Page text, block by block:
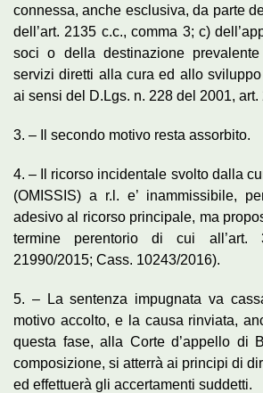
connessa, anche esclusiva, da parte
dell’art. 2135 c.c., comma 3; c)
soci o della destinazione
servizi diretti alla cura ed allo
ai sensi del D.Lgs. n. 228 del 2001, art.
3. – Il secondo motivo resta assorbito.
4. – Il ricorso incidentale svolto dalla
(OMISSIS) a r.l. e’ inammissibile,
adesivo al ricorso principale, ma
termine perentorio di cui all’art.
21990/2015; Cass. 10243/2016).
5. – La sentenza impugnata va
motivo accolto, e la causa rinviata,
questa fase, alla Corte d’appello di
composizione, si atterrà ai principi di
ed effettuerà gli accertamenti suddetti.